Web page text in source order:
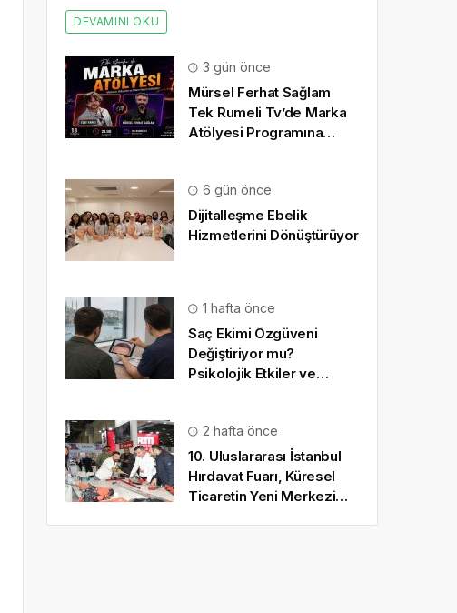
DEVAMINI OKU
3 gün önce
Mürsel Ferhat Sağlam
Tek Rumeli Tv’de Marka
Atölyesi Programına
6 gün önce
Dijitalleşme Ebelik
Hizmetlerini Dönüştürüyor
1 hafta önce
Saç Ekimi Özgüveni
Değiştiriyor mu?
Psikolojik Etkiler ve
2 hafta önce
10. Uluslararası İstanbul
Hırdavat Fuarı, Küresel
Ticaretin Yeni Merkezi